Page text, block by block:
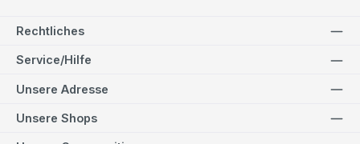
Rechtliches
Service/Hilfe
Unsere Adresse
Unsere Shops